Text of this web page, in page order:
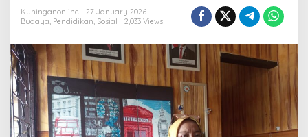
Kuninganonline
27 January 2026
Budaya, Pendidikan, Sosial 2,033 Views